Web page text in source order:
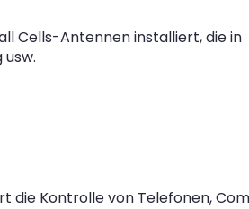
Cells-Antennen installiert, die in
die Kontrolle von Telefonen,